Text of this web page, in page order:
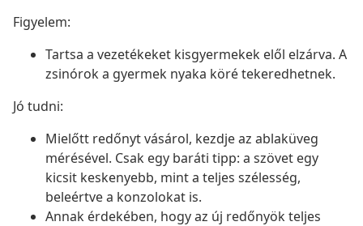
Figyelem:
Tartsa a vezetékeket kisgyermekek elől elzárva. A
zsinórok a gyermek nyaka köré tekeredhetnek.
Jó tudni:
Mielőtt redőnyt vásárol, kezdje az ablaküveg
mérésével. Csak egy baráti tipp: a szövet egy
kicsit keskenyebb, mint a teljes szélesség,
beleértve a konzolokat is.
Annak érdekében, hogy az új redőnyök teljes